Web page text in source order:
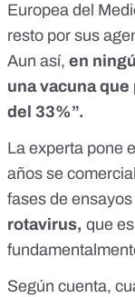
Europea del
resto por sus
Aun así, en
una vacuna
del 33%”.
La experta pone
años se
fases de
rotavirus, que
Según cuenta,